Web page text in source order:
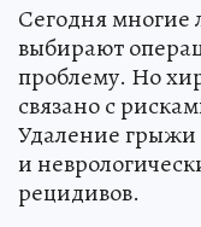
Сегодня многие
выбирают
проблему. Но
связано с
Удаление грыжи
и
рецидивов.